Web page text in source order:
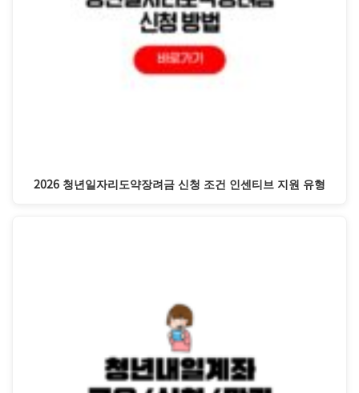
2026 청년일자리도약장려금 신청 조건 인센티브 지원 유형